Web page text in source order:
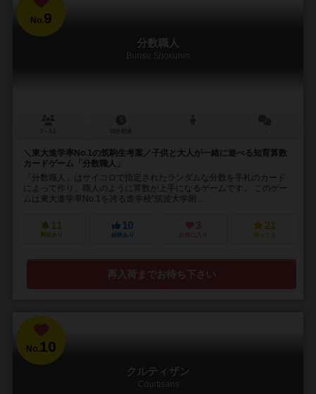
No.9
分数職人
Bunsu Shokunin
＼東大進学率No.1の筑駒生考案／子供と大人が一緒に遊べる知育算数
カードゲーム「分数職人」
「分数職人」はサイコロで指定されたランダムな分数を手札のカード
によって作り、職人のように算数が上手になるゲームです。 このゲー
ムは東大進学率No.1を誇る進学校”筑波大学附...
11
興味あり
10
経験あり
3
お気に入り
21
持ってる
再入荷までお待ち下さい
No. 10
クルティザン
Courtisans